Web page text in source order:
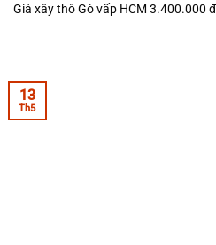
Giá xây thô Gò vấp HCM 3.400.000
13
Th5